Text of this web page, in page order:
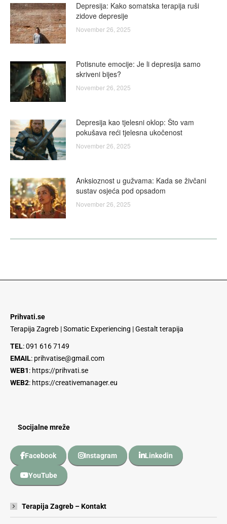
Depresija: Kako somatska terapija ruši
zidove depresije
November 26, 2025
Potisnute emocije: Je li depresija samo
skriveni bijes?
November 26, 2025
Depresija kao tjelesni oklop: Što vam
pokušava reći tjelesna ukočenost
November 26, 2025
Anksioznost u gužvama: Kada se živčani
sustav osjeća pod opsadom
November 26, 2025
Prihvati.se
Terapija Zagreb | Somatic Experiencing | Gestalt terapija
TEL:091 616 7149
EMAIL: prihvatise@gmail.com
WEB1: https://prihvati.se
WEB2: https://creativemanager.eu
Socijalne mreže
Facebook Instagram Linkedin
YouTube
Terapija Zagreb – Kontakt